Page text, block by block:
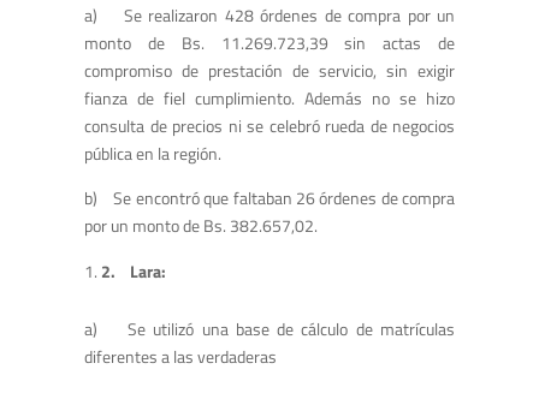
a) Se realizaron 428 órdenes de compra por un
monto de Bs. 11.269.723,39 sin actas de
compromiso de prestación de servicio, sin exigir
fianza de fiel cumplimiento. Además no se hizo
consulta de precios ni se celebró rueda de negocios
pública en la región.
b) Se encontró que faltaban 26 órdenes de compra
por un monto de Bs. 382.657,02.
2. Lara:
a) Se utilizó una base de cálculo de matrículas
diferentes a las verdaderas